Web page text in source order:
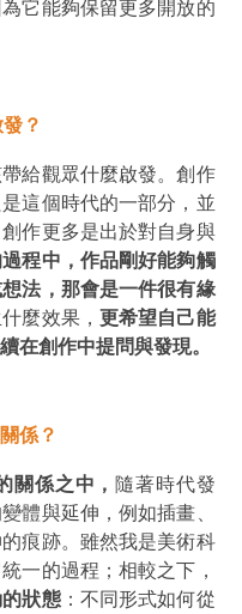
它能夠保留更多開放的
？
給觀眾什麼啟發。創作
這個時代的一部分，並
作更多是出於對自身與
程中，作品剛好能夠觸
法，那會是一件很有緣
麼效果， 更希望自己能
在創作中提問與發現。
係？
關係之中， 隨著時代發
體與延伸，例如插畫、
痕跡。雖然我是美術科
一的過程；相較之下，
狀態：不同形式如何從